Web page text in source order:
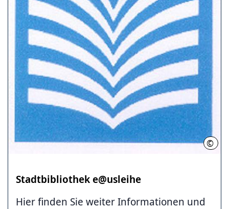
© LHH
Stadtbibliothek e@usleihe
Hier finden Sie weiter Informationen und